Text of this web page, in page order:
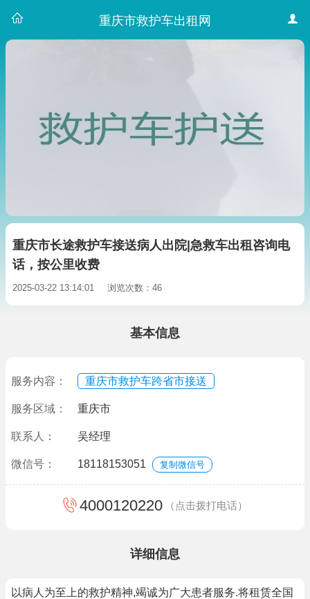
重庆市救护车出租网
重庆市长途救护车接送病人出院|急救车出租咨询电
话，按公里收费
2025-03-22 13:14:01 浏览次数：46
基本信息
服务内容： 重庆市救护车跨省市接送
服务区域： 重庆市
联系人： 吴经理
微信号： 18118153051 复制微信号
4000120220 （点击拨打电话）
详细信息
以病人为至上的救护精神,竭诚为广大患者服务.将租赁全国